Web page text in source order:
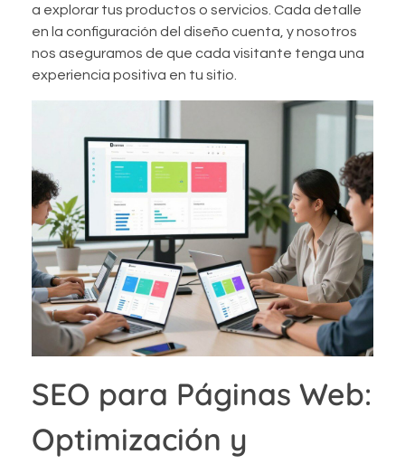
a explorar tus productos o servicios. Cada detalle
en la configuración del diseño cuenta, y nosotros
nos aseguramos de que cada visitante tenga una
experiencia positiva en tu sitio.
SEO para Páginas Web:
Optimización y